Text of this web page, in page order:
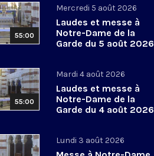
55:00
Mercredi 5 août 2026
Laudes et messe à
Notre-Dame de la
Garde du 5 août 2026
55:00
Mardi 4 août 2026
Laudes et messe à
Notre-Dame de la
Garde du 4 août 2026
Lundi 3 août 2026